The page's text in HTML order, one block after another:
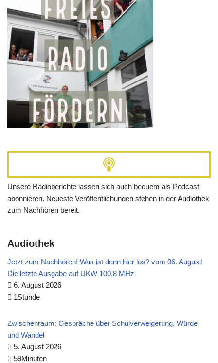
Unsere Radioberichte lassen sich auch bequem als Podcast
abonnieren. Neueste Veröffentlichungen stehen in der Audiothek
zum Nachhören bereit.
Audiothek
Jetzt zum Nachhören! Was ist denn hier los? vom 06. August!
Die letzte Ausgabe auf UKW 100,8 MHz
6. August 2026
1Stunde
Zwischenraum: Gespräche über Schulverweigerung, Würde
und Wandel
5. August 2026
59Minuten